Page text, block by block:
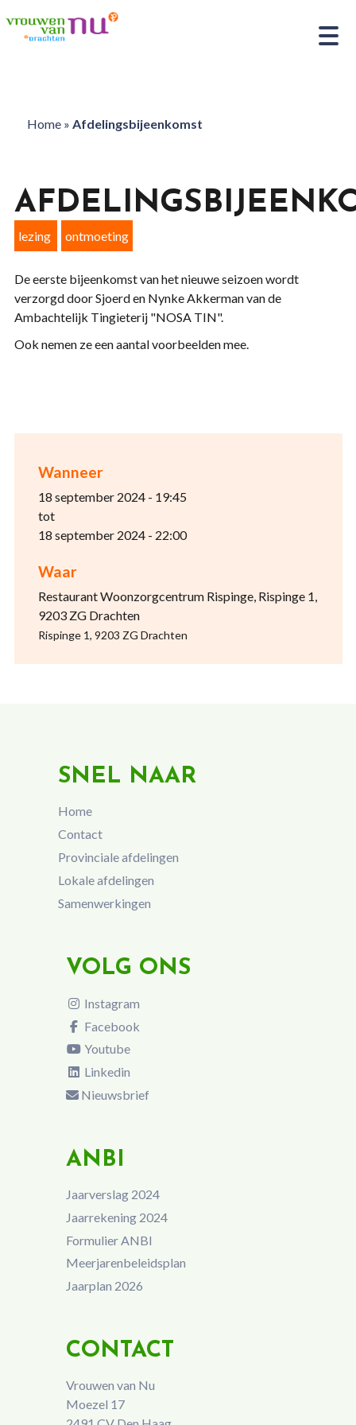
Home» Afdelingsbijeenkomst
Wanneer
18 september 2024 - 19:45
tot
18 september 2024 - 22:00
Waar
Restaurant Woonzorgcentrum Rispinge, Rispinge 1,
9203 ZG Drachten
Rispinge 1, 9203 ZG Drachten
lezing ontmoeting
De eerste bijeenkomst van het nieuwe seizoen wordt
verzorgd door Sjoerd en Nynke Akkerman van de
Ambachtelijk Tingieterij "NOSA TIN".
Ook nemen ze een aantal voorbeelden mee.
SNEL NAAR
Home
Contact
Provinciale afdelingen
Lokale afdelingen
Samenwerkingen
VOLG ONS
Instagram
Facebook
Youtube
Linkedin
Nieuwsbrief
ANBI
Jaarverslag 2024
Jaarrekening 2024
Formulier ANBI
Meerjarenbeleidsplan
Jaarplan 2026
CONTACT
Vrouwen van Nu
Moezel 17